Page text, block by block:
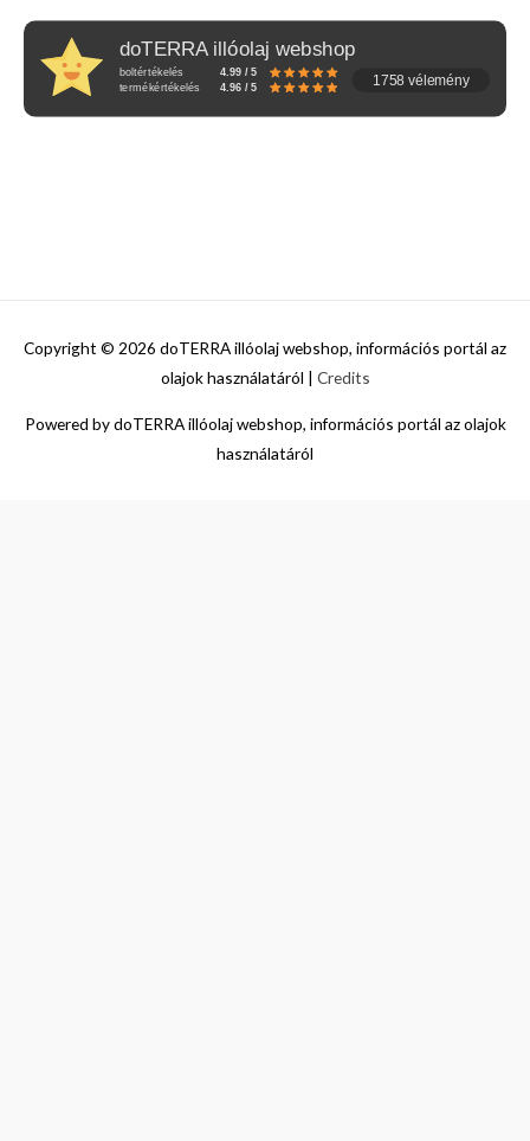
doTERRA illóolaj webshop
boltértékelés
4.99 / 5
termékértékelés
4.96 / 5 1758 vélemény
Copyright © 2026 doTERRA illóolaj webshop, információs portál az
olajok használatáról | Credits
Powered bydoTERRA illóolaj webshop, információs portál az olajok
használatáról